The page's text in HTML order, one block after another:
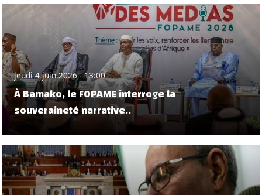
jeudi 4 juin 2026 - 13:00
À Bamako, le FOPAME interroge la
souveraineté narrative..